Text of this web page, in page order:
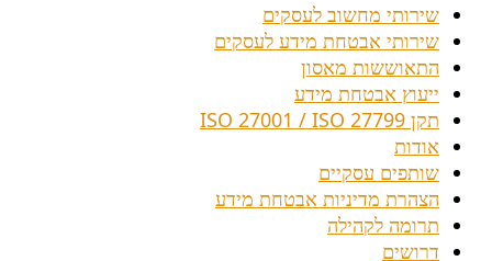
שירותי מחשוב לעסקים
שירותי אבטחת מידע לעסקים
התאוששות מאסון
ייעוץ אבטחת מידע
תקן ISO 27001 / ISO 27799
אודות
שותפים עסקיים
הצהרת מדיניות אבטחת מידע
תרומה לקהילה
דרושים